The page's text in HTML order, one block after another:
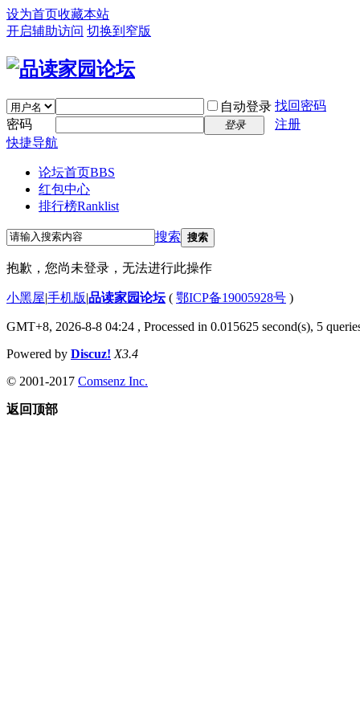
设为首页收藏本站
开启辅助访问 切换到窄版
自动登录 找回密码
密码
登录
注册
快捷导航
论坛首页BBS
红包中心
排行榜Ranklist
搜索 搜索
抱歉，您尚未登录，无法进行此操作
小黑屋|手机版|品读家园论坛( 鄂ICP备19005928号 )
GMT+8, 2026-8-8 04:24 , Processed in 0.015625 second(s), 5
Powered by Discuz! X3.4
© 2001-2017 Comsenz Inc.
返回顶部